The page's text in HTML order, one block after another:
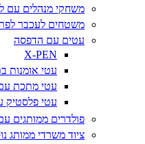
משחקי מנהלים עם
משטחים לעכבר
עטים עם הדפסה
X-PEN
עטי אומנות
עטי מתכת עם
עטי פלסטיק
פולדרים ממותגים
ציוד משרדי ממותג